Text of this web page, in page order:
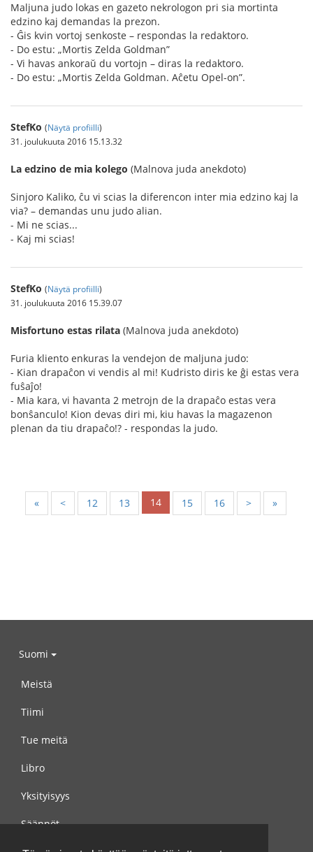
Maljuna judo lokas en gazeto nekrologon pri sia mortinta
edzino kaj demandas la prezon.
- Ĝis kvin vortoj senkoste – respondas la redaktoro.
- Do estu: „Mortis Zelda Goldman”
- Vi havas ankoraŭ du vortojn – diras la redaktoro.
- Do estu: „Mortis Zelda Goldman. Aĉetu Opel-on”.
StefKo (Näytä profiilli)
31. joulukuuta 2016 15.13.32
La edzino de mia kolego (Malnova juda anekdoto)
Sinjoro Kaliko, ĉu vi scias la diferencon inter mia edzino kaj la
via? – demandas unu judo alian.
- Mi ne scias...
- Kaj mi scias!
StefKo (Näytä profiilli)
31. joulukuuta 2016 15.39.07
Misfortuno estas rilata (Malnova juda anekdoto)
Furia kliento enkuras la vendejon de maljuna judo:
- Kian drapaĉon vi vendis al mi! Kudristo diris ke ĝi estas vera
fuŝaĵo!
- Mia kara, vi havanta 2 metrojn de la drapaĉo estas vera
bonŝanculo! Kion devas diri mi, kiu havas la magazenon
plenan da tiu drapaĉo!? - respondas la judo.
« < 12 13 14 15 16 > »
Suomi
Meistä
Tiimi
Tue meitä
Libro
Yksityisyys
Säännöt